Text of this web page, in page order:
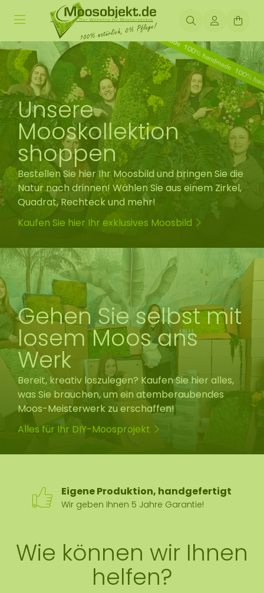
Unsere
Mooskollektion
shoppen
Bestellen Sie hier Ihr Moosbild und bringen Sie die
Natur nach drinnen! Wählen Sie aus einem Zirkel,
Quadrat, Rechteck und mehr!
Kaufen Sie hier Ihr exklusives Moosbild
Gehen Sie selbst mit
losem Moos ans
Werk
Bereit, kreativ loszulegen? Kaufen Sie hier alles,
was Sie brauchen, um ein atemberaubendes
Moos-Meisterwerk zu erschaffen!
Alles für Ihr DIY-Moosprojekt
Eigene Produktion, handgefertigt
Wir geben Ihnen 5 Jahre Garantie!
Wie können wir Ihnen
helfen?